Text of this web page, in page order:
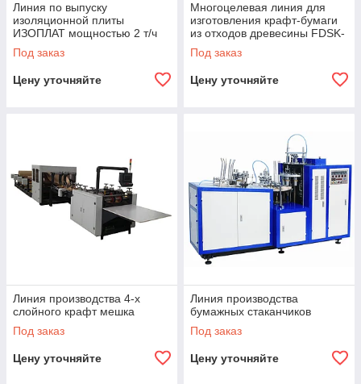
Линия по выпуску
изоляционной плиты
ИЗОПЛАТ мощностью 2 т/ч
Под заказ
Цену уточняйте
Многоцелевая линия для
изготовления крафт-бумаги
из отходов древесины FDSK-
1575
Под заказ
Цену уточняйте
Линия производства 4-х
слойного крафт мешка
Под заказ
Цену уточняйте
Линия производства
бумажных стаканчиков
Под заказ
Цену уточняйте